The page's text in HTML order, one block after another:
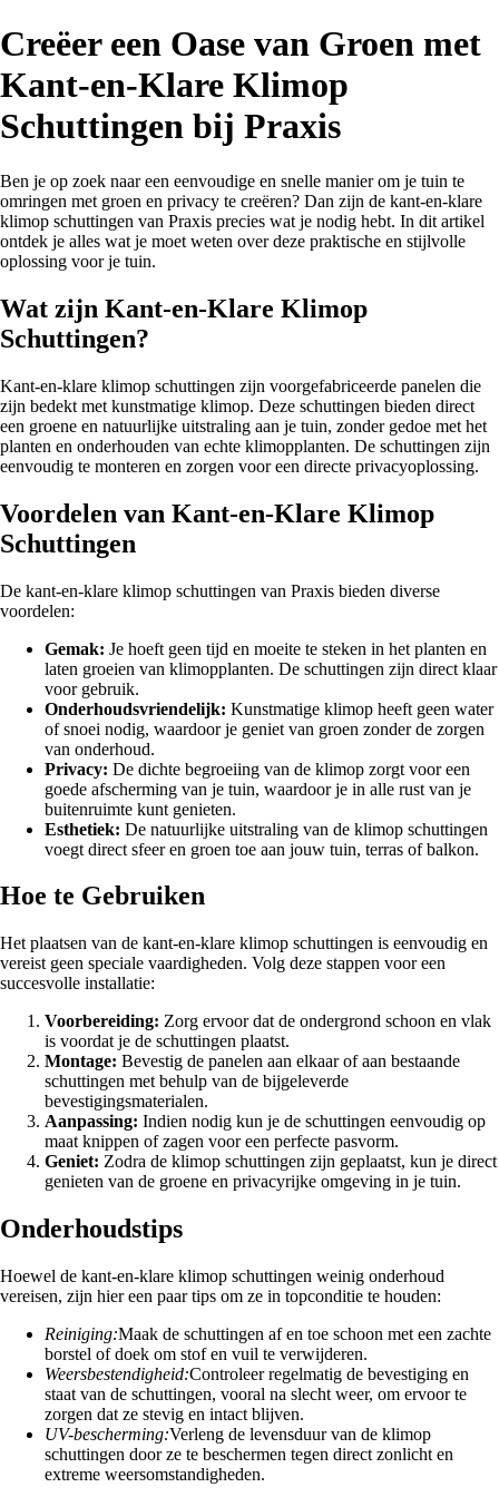
Creëer een Oase van Groen met
Kant-en-Klare Klimop
Schuttingen bij Praxis
Ben je op zoek naar een eenvoudige en snelle manier om je tuin te
omringen met groen en privacy te creëren? Dan zijn de kant-en-klare
klimop schuttingen van Praxis precies wat je nodig hebt. In dit artikel
ontdek je alles wat je moet weten over deze praktische en stijlvolle
oplossing voor je tuin.
Wat zijn Kant-en-Klare Klimop
Schuttingen?
Kant-en-klare klimop schuttingen zijn voorgefabriceerde panelen die
zijn bedekt met kunstmatige klimop. Deze schuttingen bieden direct
een groene en natuurlijke uitstraling aan je tuin, zonder gedoe met het
planten en onderhouden van echte klimopplanten. De schuttingen zijn
eenvoudig te monteren en zorgen voor een directe privacyoplossing.
Voordelen van Kant-en-Klare Klimop
Schuttingen
De kant-en-klare klimop schuttingen van Praxis bieden diverse
voordelen:
Gemak: Je hoeft geen tijd en moeite te steken in het planten en
laten groeien van klimopplanten. De schuttingen zijn direct klaar
voor gebruik.
Onderhoudsvriendelijk: Kunstmatige klimop heeft geen water
of snoei nodig, waardoor je geniet van groen zonder de zorgen
van onderhoud.
Privacy: De dichte begroeiing van de klimop zorgt voor een
goede afscherming van je tuin, waardoor je in alle rust van je
buitenruimte kunt genieten.
Esthetiek: De natuurlijke uitstraling van de klimop schuttingen
voegt direct sfeer en groen toe aan jouw tuin, terras of balkon.
Hoe te Gebruiken
Het plaatsen van de kant-en-klare klimop schuttingen is eenvoudig en
vereist geen speciale vaardigheden. Volg deze stappen voor een
succesvolle installatie:
Voorbereiding: Zorg ervoor dat de ondergrond schoon en vlak
is voordat je de schuttingen plaatst.
Montage: Bevestig de panelen aan elkaar of aan bestaande
schuttingen met behulp van de bijgeleverde
bevestigingsmaterialen.
Aanpassing: Indien nodig kun je de schuttingen eenvoudig op
maat knippen of zagen voor een perfecte pasvorm.
Geniet: Zodra de klimop schuttingen zijn geplaatst, kun je direct
genieten van de groene en privacyrijke omgeving in je tuin.
Onderhoudstips
Hoewel de kant-en-klare klimop schuttingen weinig onderhoud
vereisen, zijn hier een paar tips om ze in topconditie te houden:
Reiniging:Maak de schuttingen af en toe schoon met een zachte
borstel of doek om stof en vuil te verwijderen.
Weersbestendigheid:Controleer regelmatig de bevestiging en
staat van de schuttingen, vooral na slecht weer, om ervoor te
zorgen dat ze stevig en intact blijven.
UV-bescherming:Verleng de levensduur van de klimop
schuttingen door ze te beschermen tegen direct zonlicht en
extreme weersomstandigheden.